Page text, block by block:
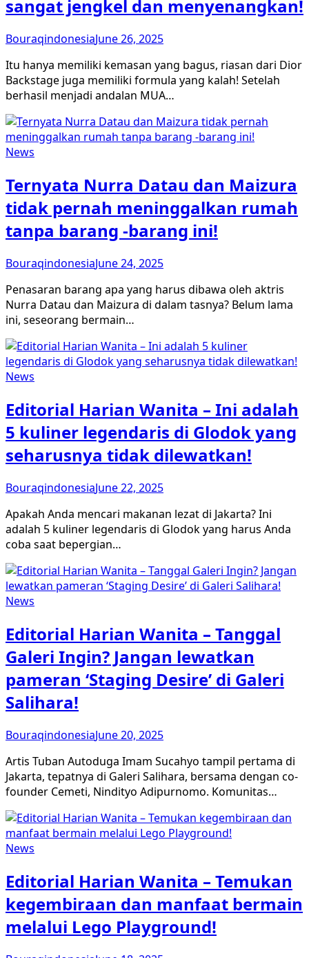
sangat jengkel dan menyenangkan!
BouraqindonesiaJune 26, 2025
Itu hanya memiliki kemasan yang bagus, riasan dari Dior
Backstage juga memiliki formula yang kalah! Setelah
berhasil menjadi andalan MUA…
News
Ternyata Nurra Datau dan Maizura
tidak pernah meninggalkan rumah
tanpa barang -barang ini!
BouraqindonesiaJune 24, 2025
Penasaran barang apa yang harus dibawa oleh aktris
Nurra Datau dan Maizura di dalam tasnya? Belum lama
ini, seseorang bermain…
News
Editorial Harian Wanita – Ini adalah
5 kuliner legendaris di Glodok yang
seharusnya tidak dilewatkan!
BouraqindonesiaJune 22, 2025
Apakah Anda mencari makanan lezat di Jakarta? Ini
adalah 5 kuliner legendaris di Glodok yang harus Anda
coba saat bepergian…
News
Editorial Harian Wanita – Tanggal
Galeri Ingin? Jangan lewatkan
pameran ‘Staging Desire’ di Galeri
Salihara!
BouraqindonesiaJune 20, 2025
Artis Tuban Autoduga Imam Sucahyo tampil pertama di
Jakarta, tepatnya di Galeri Salihara, bersama dengan co-
founder Cemeti, Nindityo Adipurnomo. Komunitas…
News
Editorial Harian Wanita – Temukan
kegembiraan dan manfaat bermain
melalui Lego Playground!